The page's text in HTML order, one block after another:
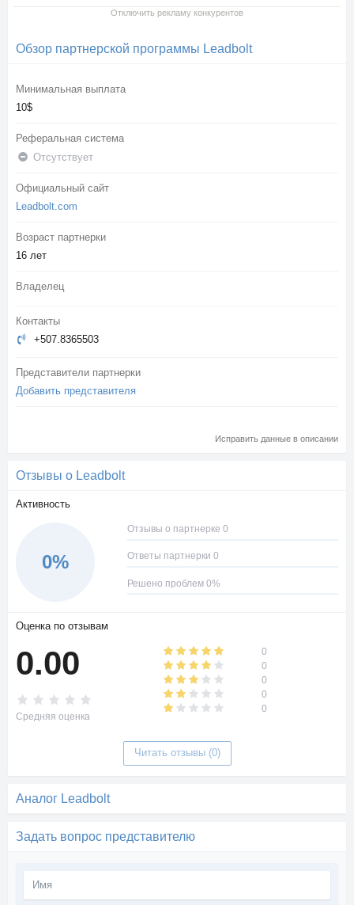
Отключить рекламу конкурентов
Обзор партнерской программы Leadbolt
Минимальная выплата
10$
Реферальная система
Отсутствует
Официальный сайт
Leadbolt.com
Возраст партнерки
16 лет
Владелец
Контакты
+507.8365503
Представители партнерки
Добавить представителя
Исправить данные в описании
Отзывы о Leadbolt
Активность
0%
Отзывы о партнерке 0
Ответы партнерки 0
Решено проблем 0%
Оценка по отзывам
0.00
Средняя оценка
0
0
0
0
0
Читать отзывы (0)
Аналог Leadbolt
Задать вопрос представителю